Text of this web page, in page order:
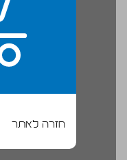
חזרה לאתר